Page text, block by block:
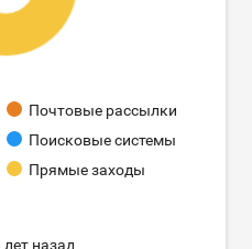
Почтовые рассылки
Поисковые системы
Прямые заходы
лет назад